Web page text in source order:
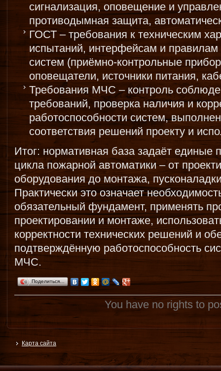
сигнализация, оповещение и
противодымная защита,
ГОСТ – требования к техническим
испытаний, интерфейсам и
систем (приёмно-контрольные
оповещатели, источники питания,
Требования МЧС – контроль
требований, проверка наличия и
работоспособности систем,
соответствия решений проекту и
Итог: нормативная база задаёт единые
цикла пожарной автоматики – от
оборудования до монтажа,
Практически это означает
обязательный фундамент, применять
проектировании и монтаже,
корректности технических решений и
подтверждённую работоспособность
МЧС.
Поделиться…
You have no rights to
Карта сайта